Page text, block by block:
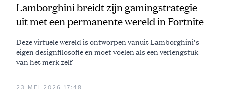
Lamborghini breidt zijn gamingstrategie
uit met een permanente wereld in Fortnite
Deze virtuele wereld is ontworpen vanuit Lamborghini’s
eigen designfilosofie en moet voelen als een verlengstuk
van het merk zelf
23 MEI 2026 17:48